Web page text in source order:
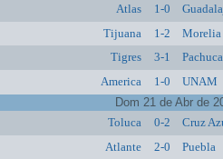
Atlas
1-0
Tijuana
1-2 Morelia
Tigres
3-1 Pachuca
America
1-0 UNAM
Dom 21 de Abr de
Toluca
0-2 Cruz
Atlante
2-0 Puebla